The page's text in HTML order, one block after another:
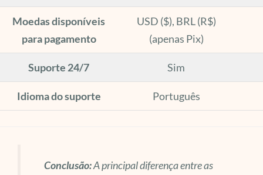
Moedas disponíveis
para pagamento
USD ($), BRL (R$)
(apenas Pix)
Suporte 24/7 Sim
Idioma do suporte Português
Conclusão:A principal diferença entre as